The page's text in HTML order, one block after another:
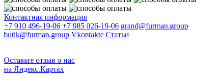
Контактная информация
+7 910 496-19-06 +7 985 026-19-06 grand@furman.group
butik@furman.group Vkontakte Статьи
Оставьте отзыв о нас
на Яндекс.Картах